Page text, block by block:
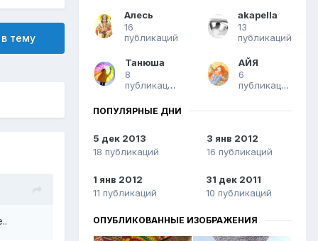
тему
Алесь
16
публикаций
akapella
13
публикаций
Танюша
8
публикаций
АЙЯ
6
публикаций
ПОПУЛЯРНЫЕ ДНИ
5 дек 2013
18 публикаций
3 янв 2012
16 публикаций
1 янв 2012
11 публикаций
31 дек 2011
10 публикаций
ОПУБЛИКОВАННЫЕ ИЗОБРАЖЕНИЯ